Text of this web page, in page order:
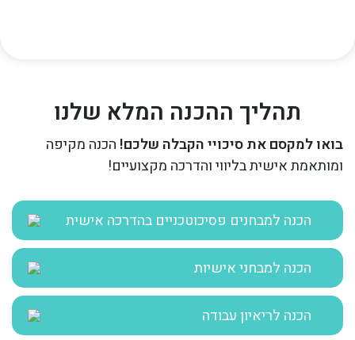
תהליך ההכנה המלא שלנו
בואו למקסם את סיכויי הקבלה שלכם! הכנה מקיפה
ומותאמת אישית בליווי והדרכה מקצועיים!
הכנה למבחנים פסיכוטכניים בהדרכה אישית
הכנה למבחני אישיות
הכנה לריאיון עבודה